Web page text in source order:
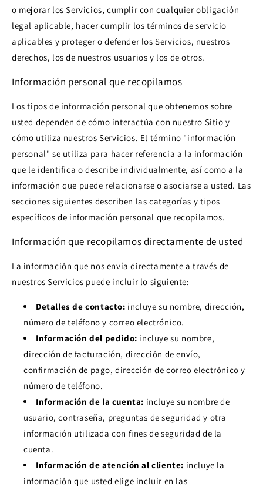
o mejorar los Servicios, cumplir con cualquier obligación
legal aplicable, hacer cumplir los términos de servicio
aplicables y proteger o defender los Servicios, nuestros
derechos, los de nuestros usuarios y los de otros.
Información personal que recopilamos
Los tipos de información personal que obtenemos sobre
usted dependen de cómo interactúa con nuestro Sitio y
cómo utiliza nuestros Servicios. El término "información
personal" se utiliza para hacer referencia a la información
que le identifica o describe individualmente, así como a la
información que puede relacionarse o asociarse a usted. Las
secciones siguientes describen las categorías y tipos
específicos de información personal que recopilamos.
Información que recopilamos directamente de usted
La información que nos envía directamente a través de
nuestros Servicios puede incluir lo siguiente:
Detalles de contacto: incluye su nombre, dirección,
número de teléfono y correo electrónico.
Información del pedido: incluye su nombre,
dirección de facturación, dirección de envío,
confirmación de pago, dirección de correo electrónico y
número de teléfono.
Información de la cuenta: incluye su nombre de
usuario, contraseña, preguntas de seguridad y otra
información utilizada con fines de seguridad de la
cuenta.
Información de atención al cliente: incluye la
información que usted elige incluir en las